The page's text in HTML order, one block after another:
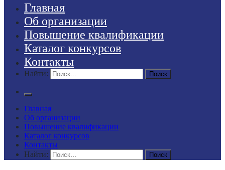
Главная
Об организации
Повышение квалификации
Каталог конкурсов
Контакты
Найти:
Главная
Об организации
Повышение квалификации
Каталог конкурсов
Контакты
Найти: